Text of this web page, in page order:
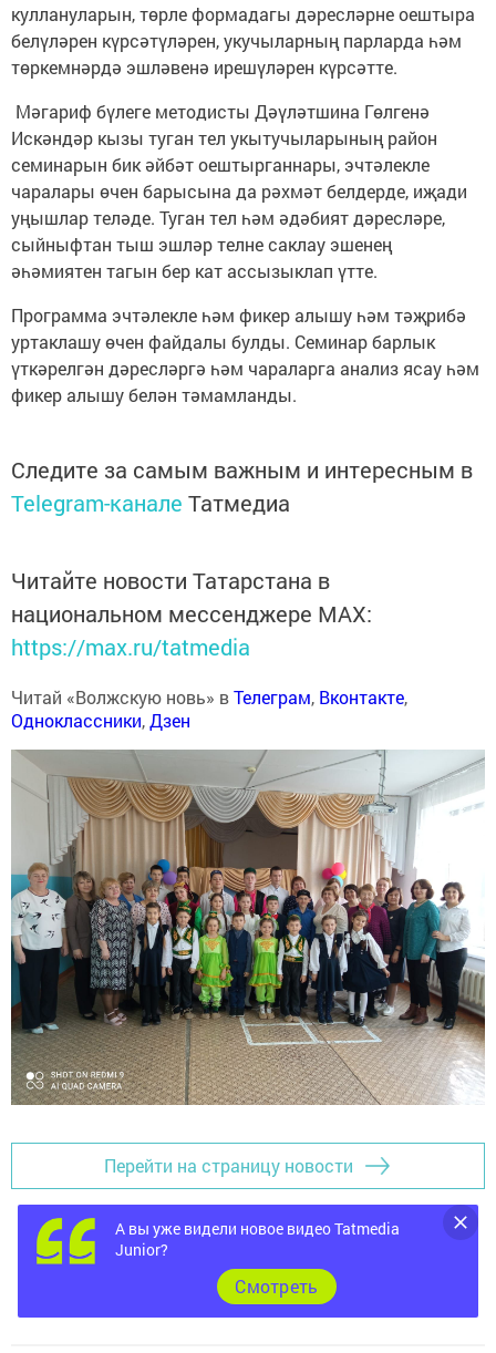
куллануларын, төрле формадагы дәресләрне оештыра
белүләрен күрсәтүләрен, укучыларның парларда һәм
төркемнәрдә эшләвенә ирешүләрен күрсәтте.
Мәгариф бүлеге методисты Дәүләтшина Гөлгенә
Искәндәр кызы туган тел укытучыларының район
семинарын бик әйбәт оештырганнары, эчтәлекле
чаралары өчен барысына да рәхмәт белдерде, иҗади
уңышлар теләде. Туган тел һәм әдәбият дәресләре,
сыйныфтан тыш эшләр телне саклау эшенең
әһәмиятен тагын бер кат ассызыклап үтте.
Программа эчтәлекле һәм фикер алышу һәм тәҗрибә
уртаклашу өчен файдалы булды. Семинар барлык
үткәрелгән дәресләргә һәм чараларга анализ ясау һәм
фикер алышу белән тәмамланды.
Следите за самым важным и интересным в
Telegram-канале Татмедиа
Читайте новости Татарстана в
национальном мессенджере MАХ:
https://max.ru/tatmedia
Читай «Волжскую новь» вТелеграм, Вконтакте,
Одноклассники,Дзен
Перейти на страницу новости
А вы уже видели новое видео Tatmedia
Junior?
Cмотреть